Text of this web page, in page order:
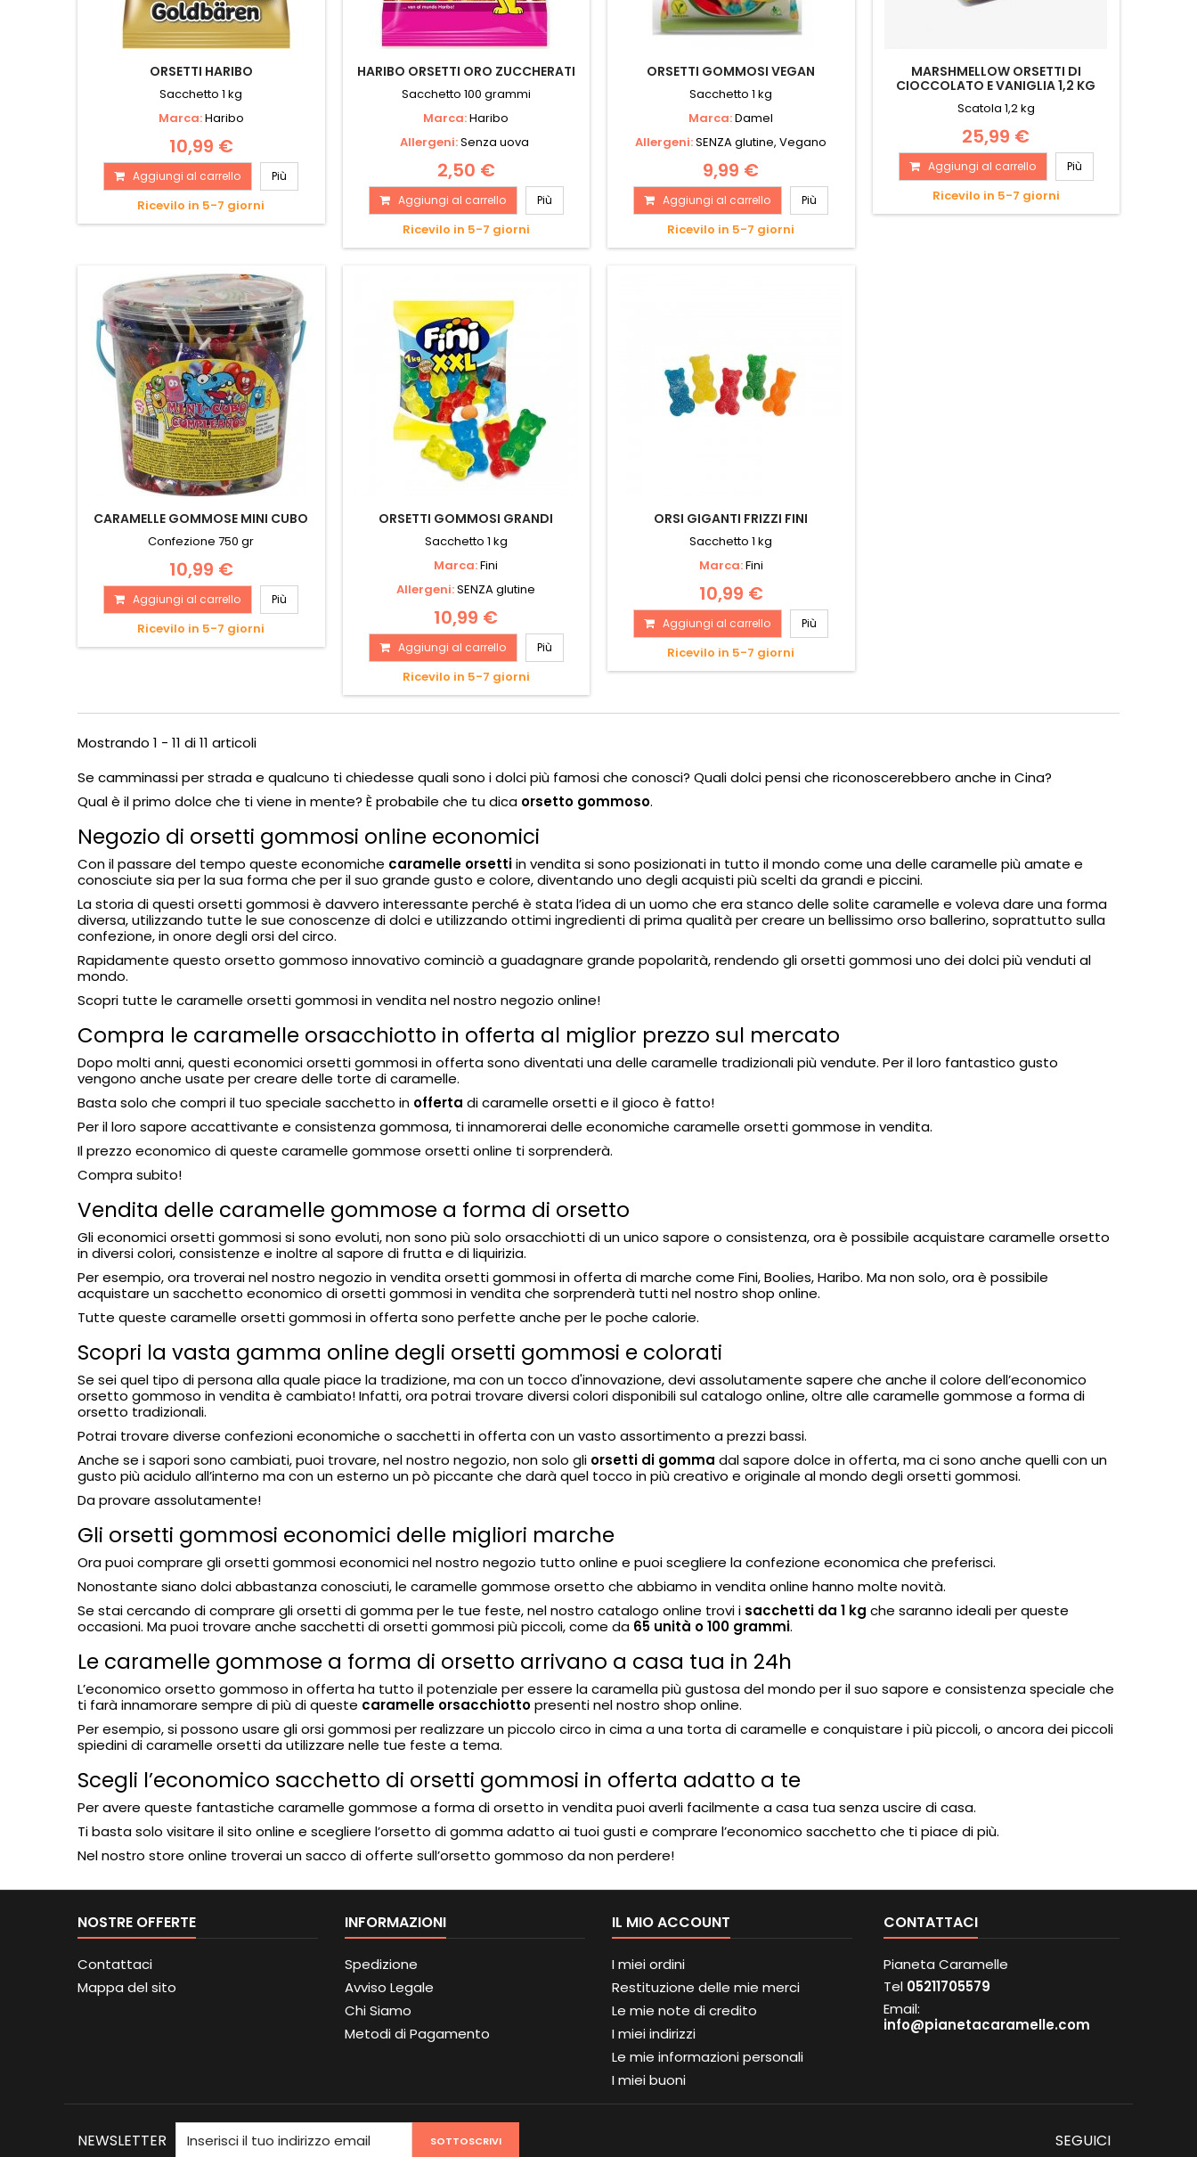
ORSETTI HARIBO
Sacchetto 1 kg
Marca:Haribo
10,99 €
Aggiungi al carrello Più
Ricevilo in 5-7 giorni
HARIBO ORSETTI ORO ZUCCHERATI
Sacchetto 100 grammi
Marca:Haribo
Allergeni:Senza uova
2,50 €
Aggiungi al carrello Più
Ricevilo in 5-7 giorni
ORSETTI GOMMOSI VEGAN
Sacchetto 1 kg
Marca:Damel
Allergeni:SENZA glutine, Vegano
9,99 €
Aggiungi al carrello Più
Ricevilo in 5-7 giorni
MARSHMELLOW ORSETTI DI
CIOCCOLATO E VANIGLIA 1,2 KG
Scatola 1,2 kg
25,99 €
Aggiungi al carrello Più
Ricevilo in 5-7 giorni
CARAMELLE GOMMOSE MINI CUBO
Confezione 750 gr
10,99 €
Aggiungi al carrello Più
Ricevilo in 5-7 giorni
ORSETTI GOMMOSI GRANDI
Sacchetto 1 kg
Marca:Fini
Allergeni:SENZA glutine
10,99 €
Aggiungi al carrello Più
Ricevilo in 5-7 giorni
ORSI GIGANTI FRIZZI FINI
Sacchetto 1 kg
Marca:Fini
10,99 €
Aggiungi al carrello Più
Ricevilo in 5-7 giorni
Mostrando 1 - 11 di 11 articoli
Se camminassi per strada e qualcuno ti chiedesse quali sono i dolci più famosi che conosci? Quali dolci pensi che riconoscerebbero anche in Cina?
Qual è il primo dolce che ti viene in mente? È probabile che tu dica orsetto gommoso.
Negozio di orsetti gommosi online economici
Con il passare del tempo queste economiche caramelle orsettiin vendita si sono posizionati in tutto il mondo come una delle caramelle più amate e
conosciute sia per la sua forma che per il suo grande gusto e colore, diventando uno degli acquisti più scelti da grandi e piccini.
La storia di questi orsetti gommosi è davvero interessante perché è stata l’idea di un uomo che era stanco delle solite caramelle e voleva dare una forma
diversa, utilizzando tutte le sue conoscenze di dolci e utilizzando ottimi ingredienti di prima qualità per creare un bellissimo orso ballerino, soprattutto sulla
confezione, in onore degli orsi del circo.
Rapidamente questo orsetto gommoso innovativo cominciò a guadagnare grande popolarità, rendendo gli orsetti gommosi uno dei dolci più venduti al
mondo.
Scopri tutte le caramelle orsetti gommosi in vendita nel nostro negozio online!
Compra le caramelle orsacchiotto in offerta al miglior prezzo sul mercato
Dopo molti anni, questi economici orsetti gommosi in offerta sono diventati una delle caramelle tradizionali più vendute. Per il loro fantastico gusto
vengono anche usate per creare delle torte di caramelle.
Basta solo che compri il tuo speciale sacchetto in offerta di caramelle orsetti e il gioco è fatto!
Per il loro sapore accattivante e consistenza gommosa, ti innamorerai delle economiche caramelle orsetti gommose in vendita.
Il prezzo economico di queste caramelle gommose orsetti online ti sorprenderà.
Compra subito!
Vendita delle caramelle gommose a forma di orsetto
Gli economici orsetti gommosi si sono evoluti, non sono più solo orsacchiotti di un unico sapore o consistenza, ora è possibile acquistare caramelle orsetto
in diversi colori, consistenze e inoltre al sapore di frutta e di liquirizia.
Per esempio, ora troverai nel nostro negozio in vendita orsetti gommosi in offerta di marche come Fini, Boolies, Haribo. Ma non solo, ora è possibile
acquistare un sacchetto economico di orsetti gommosi in vendita che sorprenderà tutti nel nostro shop online.
Tutte queste caramelle orsetti gommosi in offerta sono perfette anche per le poche calorie.
Scopri la vasta gamma online degli orsetti gommosi e colorati
Se sei quel tipo di persona alla quale piace la tradizione, ma con un tocco d'innovazione, devi assolutamente sapere che anche il colore dell’economico
orsetto gommoso in vendita è cambiato! Infatti, ora potrai trovare diversi colori disponibili sul catalogo online, oltre alle caramelle gommose a forma di
orsetto tradizionali.
Potrai trovare diverse confezioni economiche o sacchetti in offerta con un vasto assortimento a prezzi bassi.
Anche se i sapori sono cambiati, puoi trovare, nel nostro negozio, non solo gli orsetti di gomma dal sapore dolce in offerta, ma ci sono anche quelli con un
gusto più acidulo all’interno ma con un esterno un pò piccante che darà quel tocco in più creativo e originale al mondo degli orsetti gommosi.
Da provare assolutamente!
Gli orsetti gommosi economici delle migliori marche
Ora puoi comprare gli orsetti gommosi economici nel nostro negozio tutto online e puoi scegliere la confezione economica che preferisci.
Nonostante siano dolci abbastanza conosciuti, le caramelle gommose orsetto che abbiamo in vendita online hanno molte novità.
Se stai cercando di comprare gli orsetti di gomma per le tue feste, nel nostro catalogo online trovi i sacchetti da 1 kg che saranno ideali per queste
occasioni. Ma puoi trovare anche sacchetti di orsetti gommosi più piccoli, come da 65 unità o 100 grammi.
Le caramelle gommose a forma di orsetto arrivano a casa tua in 24h
L’economico orsetto gommoso in offerta ha tutto il potenziale per essere la caramella più gustosa del mondo per il suo sapore e consistenza speciale che
ti farà innamorare sempre di più di queste caramelle orsacchiottopresenti nel nostro shop online.
Per esempio, si possono usare gli orsi gommosi per realizzare un piccolo circo in cima a una torta di caramelle e conquistare i più piccoli, o ancora dei piccoli
spiedini di caramelle orsetti da utilizzare nelle tue feste a tema.
Scegli l’economico sacchetto di orsetti gommosi in offerta adatto a te
Per avere queste fantastiche caramelle gommose a forma di orsetto in vendita puoi averli facilmente a casa tua senza uscire di casa.
Ti basta solo visitare il sito online e scegliere l’orsetto di gomma adatto ai tuoi gusti e comprare l’economico sacchetto che ti piace di più.
Nel nostro store online troverai un sacco di offerte sull’orsetto gommoso da non perdere!
NOSTRE OFFERTE
Contattaci
Mappa del sito
INFORMAZIONI
Spedizione
Avviso Legale
Chi Siamo
Metodi di Pagamento
IL MIO ACCOUNT
I miei ordini
Restituzione delle mie merci
Le mie note di credito
I miei indirizzi
Le mie informazioni personali
I miei buoni
CONTATTACI
Pianeta Caramelle
Tel 05211705579
Email:
info@pianetacaramelle.com
NEWSLETTER SOTTOSCRIVI SEGUICI